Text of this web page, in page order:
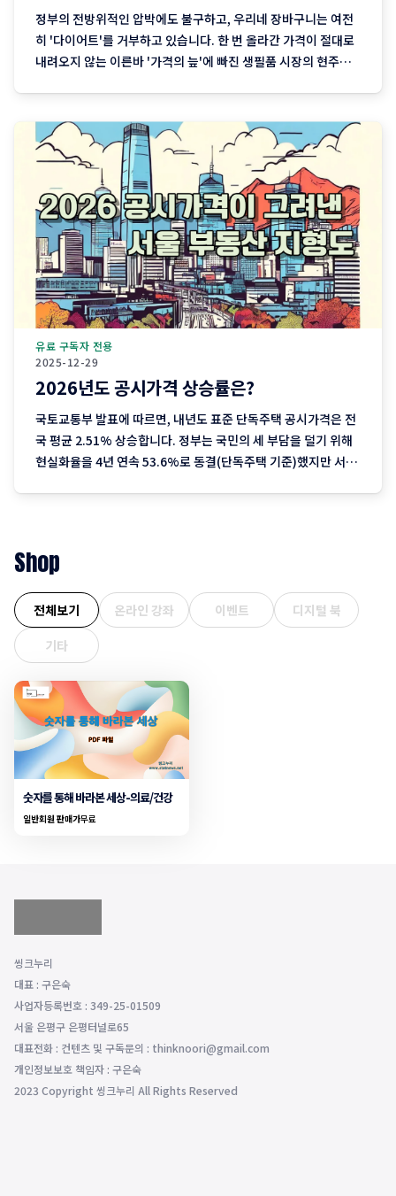
정부의 전방위적인 압박에도 불구하고, 우리네 장바구니는 여전
히 '다이어트'를 거부하고 있습니다. 한 번 올라간 가격이 절대로
내려오지 않는 이른바 '가격의 늪'에 빠진 생필품 시장의 현주소
와 달걀 한 판을 집어 든 당신, 결제창에
2025-12-29
유료 구독자 전용
2026년도 공시가격 상승률은?
국토교통부 발표에 따르면, 내년도 표준 단독주택 공시가격은 전
국 평균 2.51% 상승합니다. 정부는 국민의 세 부담을 덜기 위해
현실화율을 4년 연속 53.6%로 동결(단독주택 기준)했지만 서울
Shop
전체보기 온라인 강좌 이벤트
디지털 북
기타
숫자를 통해 바라본 세상-의료/건강
일반회원 판매가무료
씽크누리
대표 : 구은숙
사업자등록번호 : 349-25-01509
서울 은평구 은평터널로65
대표전화 : 컨텐츠 및 구독문의 : thinknoori@gmail.com
개인정보보호 책임자 : 구은숙
2023 Copyright 씽크누리 All Rights Reserved